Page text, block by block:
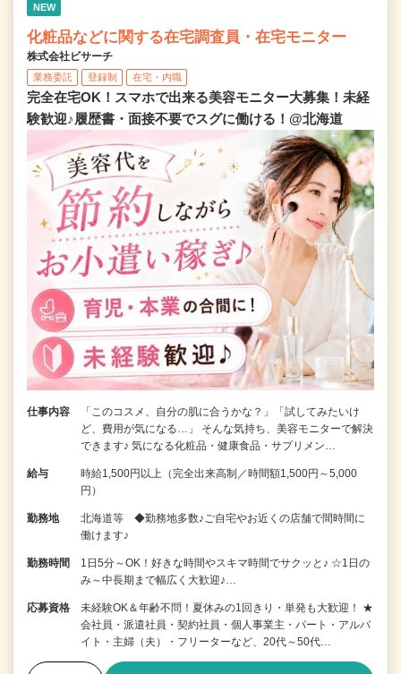
NEW
化粧品などに関する在宅調査員・在宅モニター
株式会社ビサーチ
業務委託 登録制 在宅・内職
完全在宅OK！スマホで出来る美容モニター大募集！未経
験歓迎♪履歴書・面接不要でスグに働ける！@北海道
仕事内容
「このコスメ、自分の肌に合うかな？」「試してみたいけ
ど、費用が気になる…」 そんな気持ち、美容モニターで解決
できます♪ 気になる化粧品・健康食品・サプリメン…
給与
時給1,500円以上（完全出来高制／時間額1,500円～5,000
円）
勤務地
北海道等 ◆勤務地多数♪ご自宅やお近くの店舗で間時間に
働けます♪
勤務時間
1日5分～OK！好きな時間やスキマ時間でサクッと♪ ☆1日の
み～中長期まで幅広く大歓迎♪…
応募資格
未経験OK＆年齢不問！夏休みの1回きり・単発も大歓迎！ ★
会社員・派遣社員・契約社員・個人事業主・パート・アルバ
イト・主婦（夫）・フリーターなど、20代～50代…